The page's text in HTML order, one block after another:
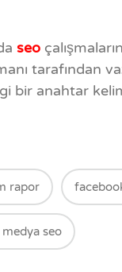
seo
tarafından
bir anahtar
rapor
seo